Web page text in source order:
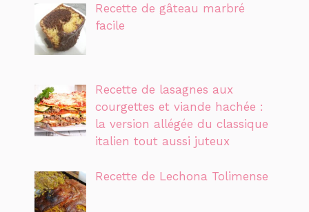
Recette de gâteau marbré
facile
Recette de lasagnes aux
courgettes et viande hachée :
la version allégée du classique
italien tout aussi juteux
Recette de Lechona Tolimense